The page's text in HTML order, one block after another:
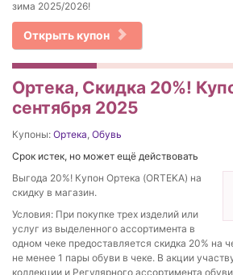
зима 2025/2026!
Открыть купон
Ортека, Скидка 20%!
сентября 2025
Купоны: Ортека Обувь
Срок истек, но может ещё действовать
Выгода 20%! Купон Ортека (ORTEKA) на
скидку в магазин.
Условия: При покупке трех изделий или
услуг из выделенного ассортимента в
одном чеке предоставляется скидка 20% на
не менее 1 пары обуви в чеке. В акции
коллекции и Регулярного ассортимента